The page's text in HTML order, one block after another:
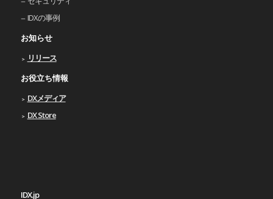
IDXの事例
お知らせ
リリース
お役立ち情報
DXメディア
DX Store
IDX.jp